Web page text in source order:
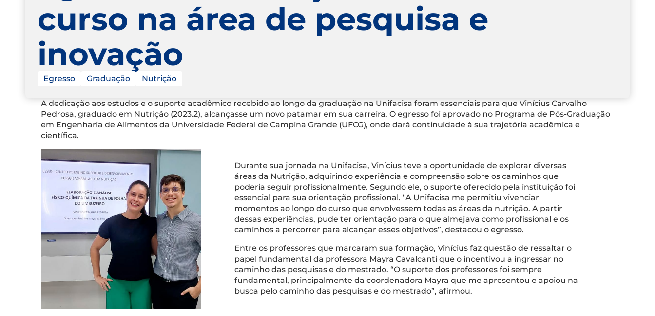
curso na área de pesquisa e
inovação
Egresso Graduação Nutrição
A dedicação aos estudos e o suporte acadêmico recebido ao longo da graduação na Unifacisa foram essenciais para que Vinícius Carvalho
Pedrosa, graduado em Nutrição (2023.2), alcançasse um novo patamar em sua carreira. O egresso foi aprovado no Programa de Pós-Graduação
em Engenharia de Alimentos da Universidade Federal de Campina Grande (UFCG), onde dará continuidade à sua trajetória acadêmica e
científica.
Durante sua jornada na Unifacisa, Vinícius teve a oportunidade de explorar diversas
áreas da Nutrição, adquirindo experiência e compreensão sobre os caminhos que
poderia seguir profissionalmente. Segundo ele, o suporte oferecido pela instituição foi
essencial para sua orientação profissional. “A Unifacisa me permitiu vivenciar
momentos ao longo do curso que envolvessem todas as áreas da nutrição. A partir
dessas experiências, pude ter orientação para o que almejava como profissional e os
caminhos a percorrer para alcançar esses objetivos”, destacou o egresso.
Entre os professores que marcaram sua formação, Vinícius faz questão de ressaltar o
papel fundamental da professora Mayra Cavalcanti que o incentivou a ingressar no
caminho das pesquisas e do mestrado. “O suporte dos professores foi sempre
fundamental, principalmente da coordenadora Mayra que me apresentou e apoiou na
busca pelo caminho das pesquisas e do mestrado”, afirmou.